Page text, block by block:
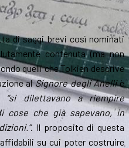
di saggi brevi così nominati
contenuta (ma non
quelli che Tolkien descrive
alSignore degli Anelliè
“si dilettavano a riempire
cose che già sapevano, in
. Il proposito di questa
su cui poter costruire